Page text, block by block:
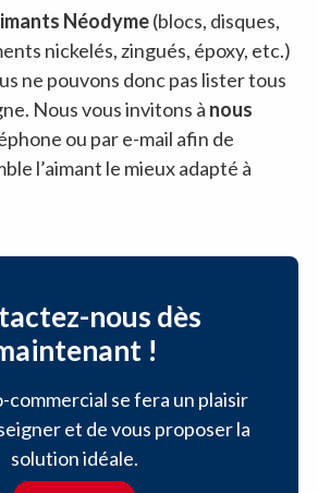
Néodyme(blocs, disques,
nickelés, zingués, époxy, etc.)
ne pouvons donc pas lister tous
Nous vous invitons à nous
ou par e-mail afin de
l’aimant le mieux adapté à
nous dès
!
commercial se fera un plaisir
et de vous proposer la
solution idéale.